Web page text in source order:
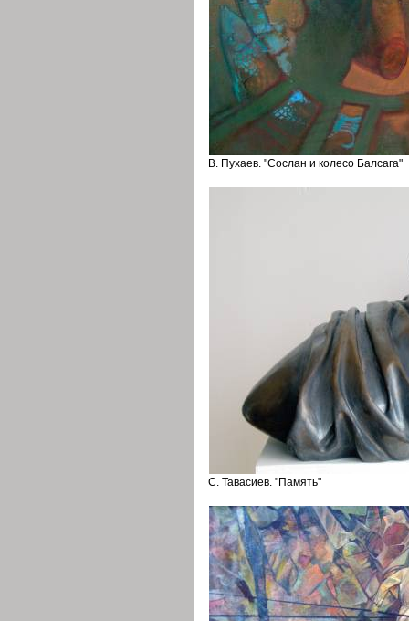
В. Пухаев. "Сослан и колесо Балсага"
С. Тавасиев. "Память"